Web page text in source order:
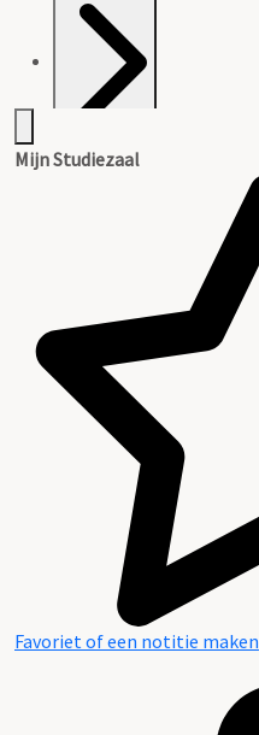
Mijn Studiezaal
Favoriet of een notitie maken